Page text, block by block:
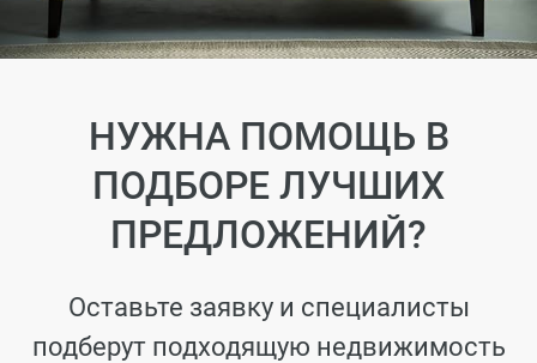
НУЖНА ПОМОЩЬ В
ПОДБОРЕ ЛУЧШИХ
ПРЕДЛОЖЕНИЙ?
Оставьте заявку и специалисты
подберут подходящую недвижимость